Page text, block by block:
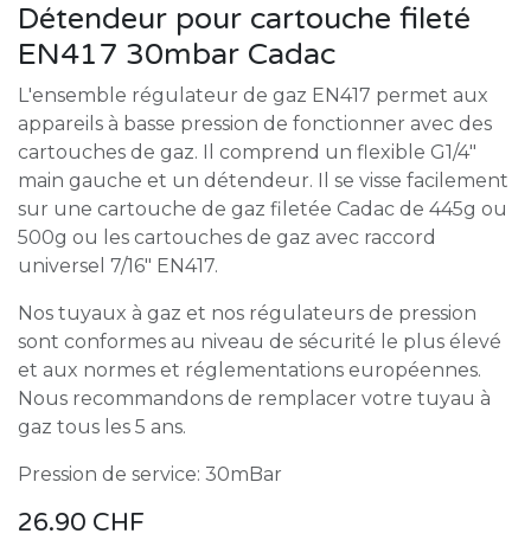
Détendeur pour cartouche fileté
EN417 30mbar Cadac
L'ensemble régulateur de gaz EN417 permet aux
appareils à basse pression de fonctionner avec des
cartouches de gaz. Il comprend un flexible G1/4"
main gauche et un détendeur. Il se visse facilement
sur une cartouche de gaz filetée Cadac de 445g ou
500g ou les cartouches de gaz avec raccord
universel 7/16" EN417.
Nos tuyaux à gaz et nos régulateurs de pression
sont conformes au niveau de sécurité le plus élevé
et aux normes et réglementations européennes.
Nous recommandons de remplacer votre tuyau à
gaz tous les 5 ans.
Pression de service: 30mBar
26.90 CHF